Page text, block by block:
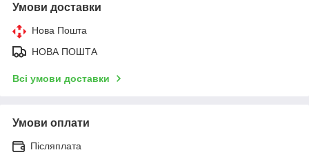
Умови доставки
Нова Пошта
НОВА ПОШТА
Всі умови доставки
Умови оплати
Післяплата